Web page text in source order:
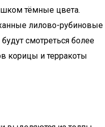
тёмные цвета.
лилово-рубиновые
смотреться более
корицы и терракоты